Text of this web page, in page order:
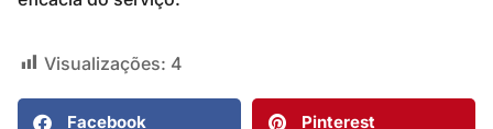
Visualizações: 4
Facebook Pinterest